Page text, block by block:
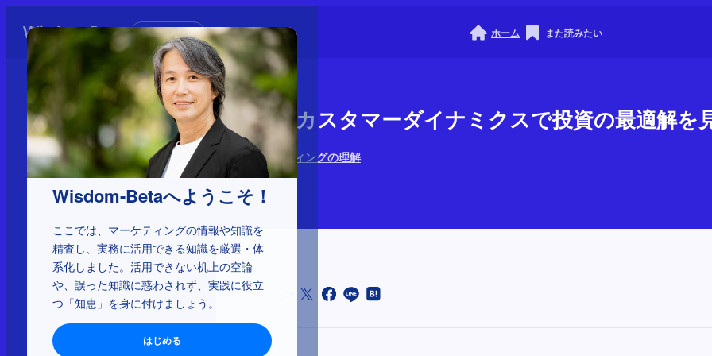
Wisdom-Betaへようこそ！
ここでは、マーケティングの情報や知識を
精査し、実務に活用できる知識を厳選・体
系化しました。活用できない机上の空論
や、誤った知識に惑わされず、実践に役立
つ「知恵」を身に付けましょう。
はじめる
初めての方へ ホーム また読みたい
2-3-34：カスタマーダイナミクスで投資の最適解を
経営とマーケティングの理解
2025年8月19日